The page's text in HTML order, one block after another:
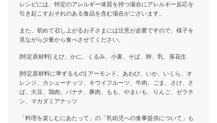
レシピには、特定のアレルギー体質を持つ場合にアレルギー反応を
引き起こすおそれのある食品を含む場合がございます。
また、初めて召し上がるお子さまには注意が必要ですので、様子を
見ながら少量から食べさせてください。
[特定原材料] えび、かに、くるみ、小麦、そば、卵、乳、落花生
[特定原材料に準ずるもの] アーモンド、あわび、いか、いくら、オ
レンジ、カシューナッツ、キウイフルーツ、牛肉、ごま、さけ、さ
ば、大豆、鶏肉、バナナ、豚肉、もも、やまいも、りんご、ゼラチ
ン、マカダミアナッツ
「料理を楽しむにあたって」の「乳幼児への食事提供について」も